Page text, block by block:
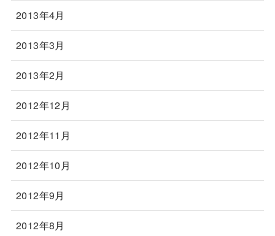
2013年4月
2013年3月
2013年2月
2012年12月
2012年11月
2012年10月
2012年9月
2012年8月